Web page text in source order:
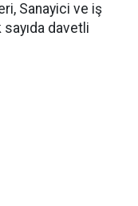
Sanayici ve iş
sayıda davetli